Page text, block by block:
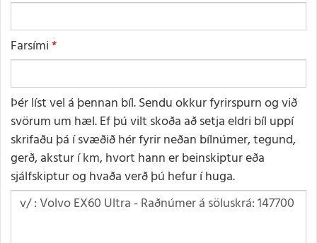
Farsími
Þér líst vel á þennan bíl. Sendu okkur fyrirspurn og við
svörum um hæl. Ef þú vilt skoða að setja eldri bíl uppí
skrifaðu þá í svæðið hér fyrir neðan bílnúmer, tegund,
gerð, akstur í km, hvort hann er beinskiptur eða
sjálfskiptur og hvaða verð þú hefur í huga.